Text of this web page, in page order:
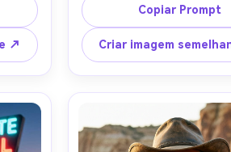
de
blusa
em
e
luz
do
↗
levantando um manto
usando um roupão em
moderno inspirado em
bege e ferrugem, lenço
vastas dunas e
distantes, luz dourada no
tarde com borda forte e
longas, Fujifilm GFX 100S,
f/2, composição vertical
Copiar Prompt
Criar imagem